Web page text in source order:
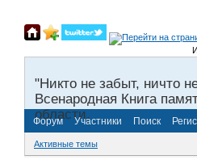
"Никто не забыт, ничто
Всенародная Книга
области.
Форум Участники Поиск
Активные темы